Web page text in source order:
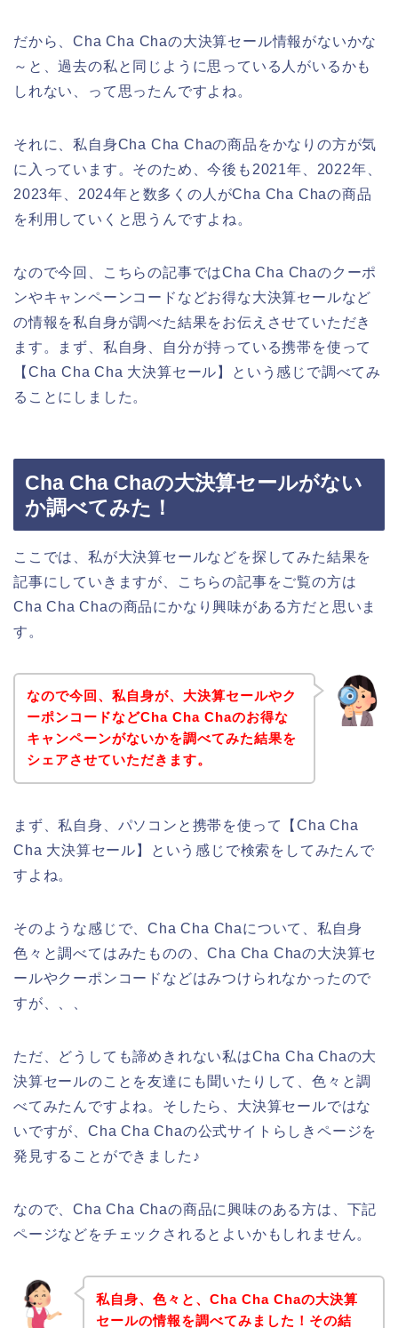
だから、Cha Cha Chaの大決算セール情報がないかな
～と、過去の私と同じように思っている人がいるかも
しれない、って思ったんですよね。
それに、私自身Cha Cha Chaの商品をかなりの方が気
に入っています。そのため、今後も2021年、2022年、
2023年、2024年と数多くの人がCha Cha Chaの商品
を利用していくと思うんですよね。
なので今回、こちらの記事ではCha Cha Chaのクーポ
ンやキャンペーンコードなどお得な大決算セールなど
の情報を私自身が調べた結果をお伝えさせていただき
ます。まず、私自身、自分が持っている携帯を使って
【Cha Cha Cha 大決算セール】という感じで調べてみ
ることにしました。
Cha Cha Chaの大決算セールがない
か調べてみた！
ここでは、私が大決算セールなどを探してみた結果を
記事にしていきますが、こちらの記事をご覧の方は
Cha Cha Chaの商品にかなり興味がある方だと思いま
す。
なので今回、私自身が、大決算セールやク
ーポンコードなどCha Cha Chaのお得な
キャンペーンがないかを調べてみた結果を
シェアさせていただきます。
まず、私自身、パソコンと携帯を使って【Cha Cha
Cha 大決算セール】という感じで検索をしてみたんで
すよね。
そのような感じで、Cha Cha Chaについて、私自身
色々と調べてはみたものの、Cha Cha Chaの大決算セ
ールやクーポンコードなどはみつけられなかったので
すが、、、
ただ、どうしても諦めきれない私はCha Cha Chaの大
決算セールのことを友達にも聞いたりして、色々と調
べてみたんですよね。そしたら、大決算セールではな
いですが、Cha Cha Chaの公式サイトらしきページを
発見することができました♪
なので、Cha Cha Chaの商品に興味のある方は、下記
ページなどをチェックされるとよいかもしれません。
私自身、色々と、Cha Cha Chaの大決算
セールの情報を調べてみました！その結